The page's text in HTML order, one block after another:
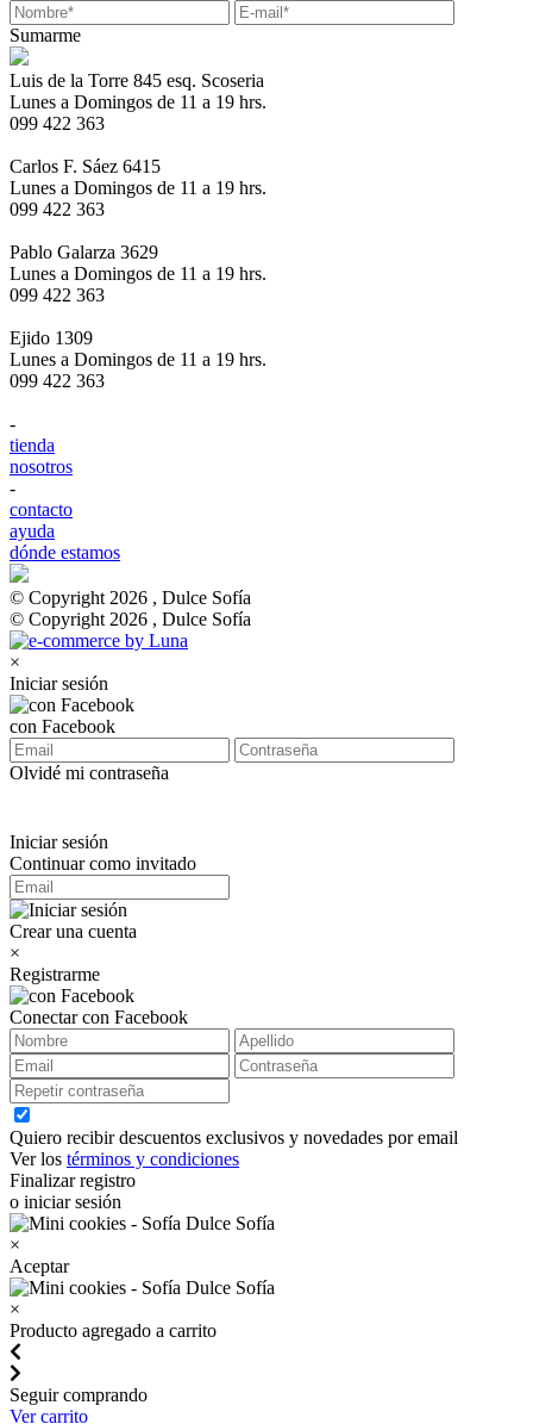
Sumarme
Luis de la Torre 845 esq. Scoseria
Lunes a Domingos de 11 a 19 hrs.
099 422 363
Carlos F. Sáez 6415
Lunes a Domingos de 11 a 19 hrs.
099 422 363
Pablo Galarza 3629
Lunes a Domingos de 11 a 19 hrs.
099 422 363
Ejido 1309
Lunes a Domingos de 11 a 19 hrs.
099 422 363
-
tienda
nosotros
-
contacto
ayuda
dónde estamos
© Copyright 2026 , Dulce Sofía
© Copyright 2026 , Dulce Sofía
×
Iniciar sesión
con Facebook
Olvidé mi contraseña
Iniciar sesión
Continuar como invitado
Crear una cuenta
×
Registrarme
Conectar con Facebook
Quiero recibir descuentos exclusivos y novedades por email
Ver los términos y condiciones
Finalizar registro
o iniciar sesión
×
Aceptar
×
Producto agregado a carrito
Seguir comprando
Ver carrito